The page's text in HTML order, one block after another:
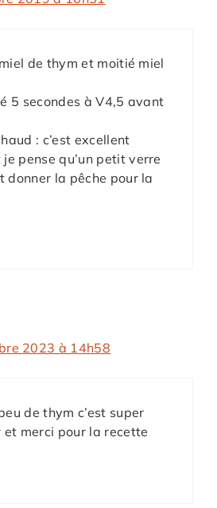
de thym et moitié miel
5 secondes à V4,5 avant
: c’est excellent
pense qu’un petit verre
donner la pêche pour la
2023 à 14h58
de thym c’est super
et merci pour la recette